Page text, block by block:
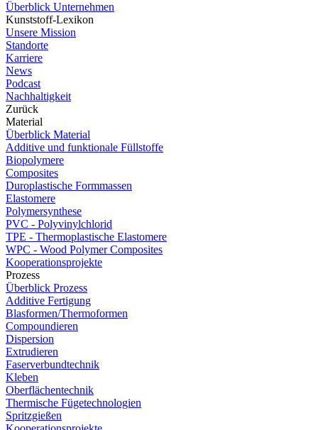
Überblick Unternehmen
Kunststoff-Lexikon
Unsere Mission
Standorte
Karriere
News
Podcast
Nachhaltigkeit
Zurück
Material
Überblick Material
Additive und funktionale Füllstoffe
Biopolymere
Composites
Duroplastische Formmassen
Elastomere
Polymersynthese
PVC - Polyvinylchlorid
TPE - Thermoplastische Elastomere
WPC - Wood Polymer Composites
Kooperationsprojekte
Prozess
Überblick Prozess
Additive Fertigung
Blasformen/Thermoformen
Compoundieren
Dispersion
Extrudieren
Faserverbundtechnik
Kleben
Oberflächentechnik
Thermische Fügetechnologien
Spritzgießen